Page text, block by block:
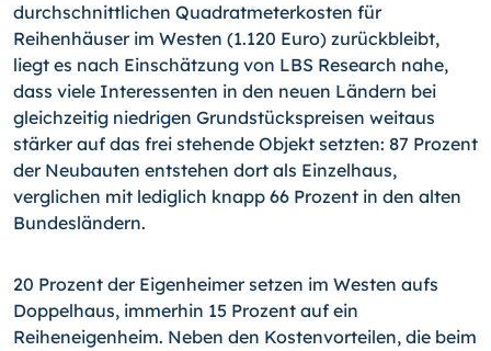
durchschnittlichen Quadratmeterkosten für
Reihenhäuser im Westen (1.120 Euro) zurückbleibt,
liegt es nach Einschätzung von LBS Research nahe,
dass viele Interessenten in den neuen Ländern bei
gleichzeitig niedrigen Grundstückspreisen weitaus
stärker auf das frei stehende Objekt setzten: 87 Prozent
der Neubauten entstehen dort als Einzelhaus,
verglichen mit lediglich knapp 66 Prozent in den alten
Bundesländern.
20 Prozent der Eigenheimer setzen im Westen aufs
Doppelhaus, immerhin 15 Prozent auf ein
Reiheneigenheim. Neben den Kostenvorteilen, die beim